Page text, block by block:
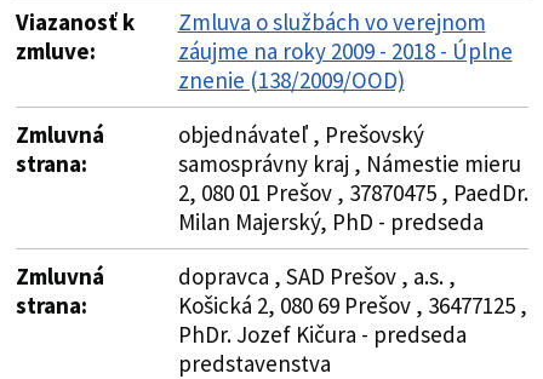
Viazanosť k
zmluve:
Zmluva o službách vo verejnom
záujme na roky 2009 - 2018 - Úplne
znenie (138/2009/OOD)
Zmluvná
strana:
objednávateľ , Prešovský
samosprávny kraj , Námestie mieru
2, 080 01 Prešov , 37870475 , PaedDr.
Milan Majerský, PhD - predseda
Zmluvná
strana:
dopravca , SAD Prešov , a.s. ,
Košická 2, 080 69 Prešov , 36477125 ,
PhDr. Jozef Kičura - predseda
predstavenstva